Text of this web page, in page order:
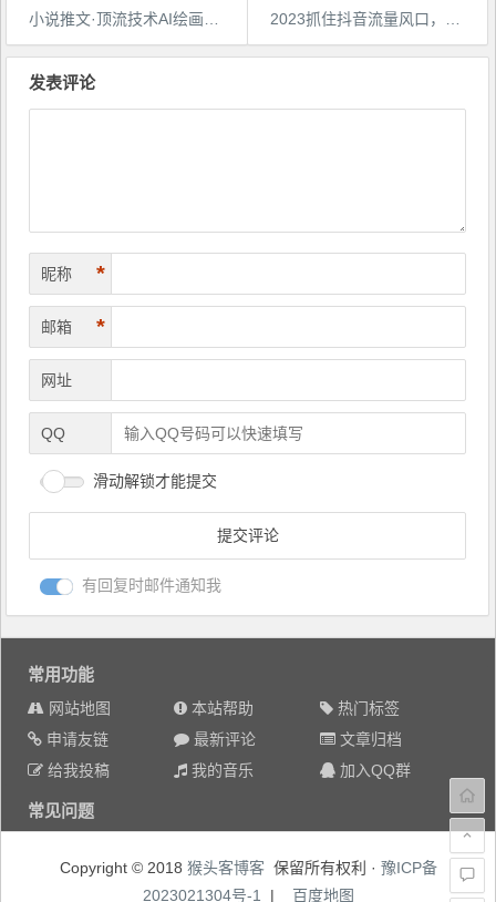
小说推文·顶流技术AI绘画教学：几条视频变现几十万，全套视频教学+工具
2023抓住抖音流量风口，线下餐饮店如何做抖音同城直播给餐饮店引流
文
发表评论
昵称 *
邮箱 *
网址
QQ
滑动解锁才能提交
有回复时邮件通知我
常用功能
网站地图 本站帮助
热门标签
申请友链
最新评论
文章归档
给我投稿
我的音乐 加入QQ群
常见问题
Copyright © 2018 猴头客博客保留所有权利 · 豫ICP备
2023021304号-1
| 百度地图